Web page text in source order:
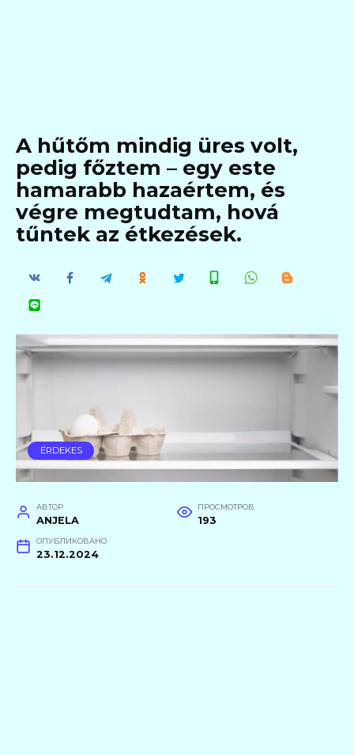
A hűtőm mindig üres volt,
pedig főztem – egy este
hamarabb hazaértem, és
végre megtudtam, hová
tűntek az étkezések.
ÉRDEKES
АВТОР
ANJELA
ПРОСМОТРОВ
193
ОПУБЛИКОВАНО
23.12.2024